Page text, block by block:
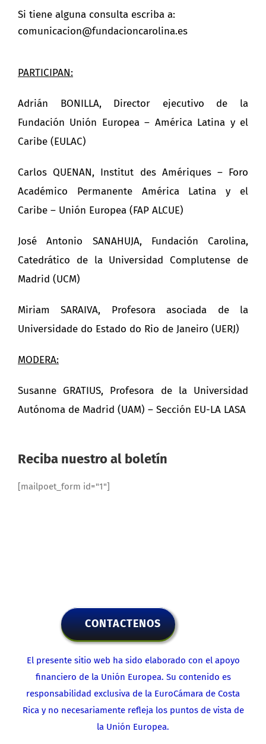
Si tiene alguna consulta escriba a:
comunicacion@fundacioncarolina.es
PARTICIPAN:
Adrián BONILLA, Director ejecutivo de la
Fundación Unión Europea – América Latina y el
Caribe (EULAC)
Carlos QUENAN, Institut des Amériques – Foro
Académico Permanente América Latina y el
Caribe – Unión Europea (FAP ALCUE)
José Antonio SANAHUJA, Fundación Carolina,
Catedrático de la Universidad Complutense de
Madrid (UCM)
Miriam SARAIVA, Profesora asociada de la
Universidade do Estado do Rio de Janeiro (UERJ)
MODERA:
Susanne GRATIUS, Profesora de la Universidad
Autónoma de Madrid (UAM) – Sección EU-LA LASA
Reciba nuestro al boletín
[mailpoet_form id="1"]
CONTACTENOS
El presente sitio web ha sido elaborado con el apoyo
financiero de la Unión Europea. Su contenido es
responsabilidad exclusiva de la EuroCámara de Costa
Rica y no necesariamente refleja los puntos de vista de
la Unión Europea.